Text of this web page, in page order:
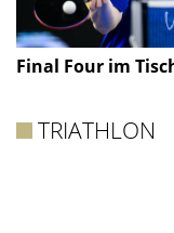
Final Four im
TRIATHLON